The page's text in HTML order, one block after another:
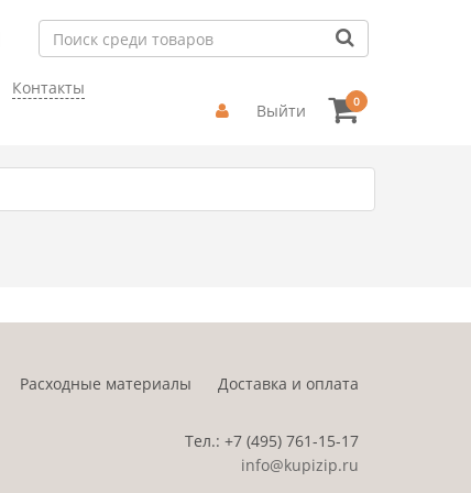
Контакты
Выйти 0
Расходные материалы Доставка и оплата
Тел.: +7 (495) 761-15-17
info@kupizip.ru